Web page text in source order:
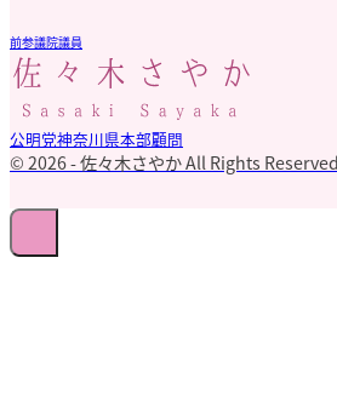
前参議院議員
公明党神奈川県本部顧問
© 2026 - 佐々木さやか All Rights Reserved